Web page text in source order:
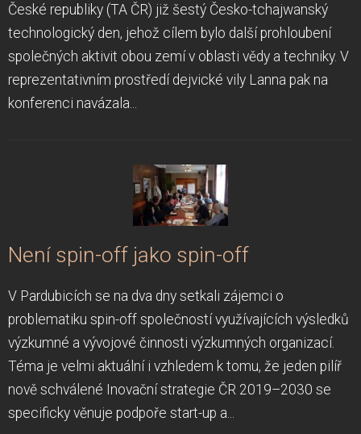
České republiky (TA ČR) již šestý Česko-tchajwanský
technologický den, jehož cílem bylo další prohloubení
společných aktivit obou zemí v oblasti vědy a techniky. V
reprezentativním prostředí dejvické vily Lanna pak na
konferenci navázala...
Není spin-off jako spin-off
V Pardubicích se na dva dny setkali zájemci o
problematiku spin-off společností využívajících výsledků
výzkumné a vývojové činnosti výzkumných organizací.
Téma je velmi aktuální i vzhledem k tomu, že jeden pilíř
nově schválené Inovační strategie ČR 2019–2030 se
specificky věnuje podpoře start-up a...